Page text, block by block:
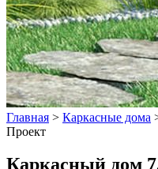
Главная > Каркасные дома
Проект
Каркасный дом